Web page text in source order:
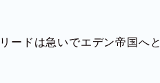
ードは急いでエデン帝国へと